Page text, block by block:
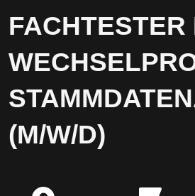
FACHTESTER
(M/W/D)